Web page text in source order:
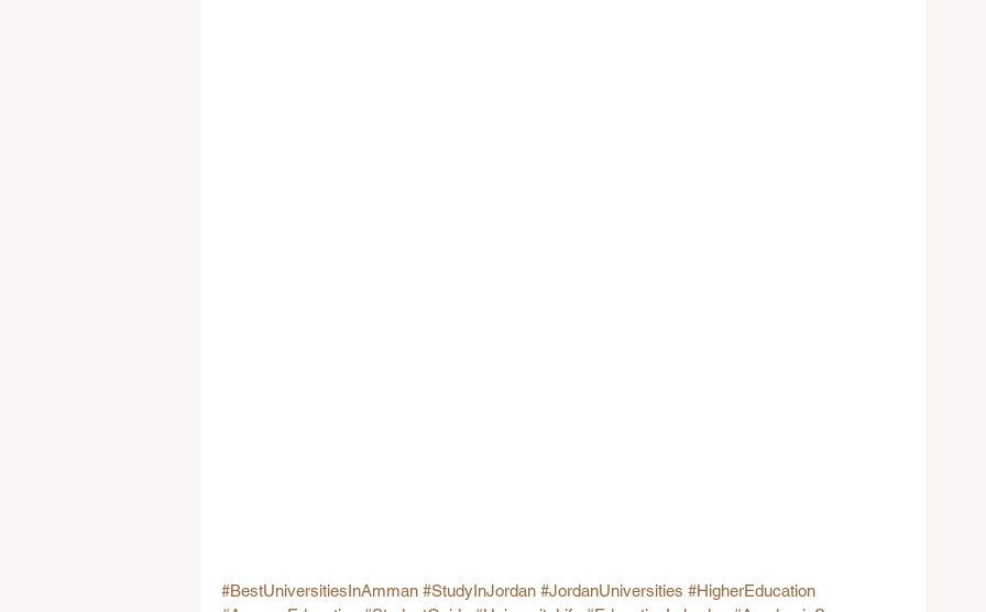
#BestUniversitiesInAmman #StudyInJordan #JordanUniversities #HigherEducation